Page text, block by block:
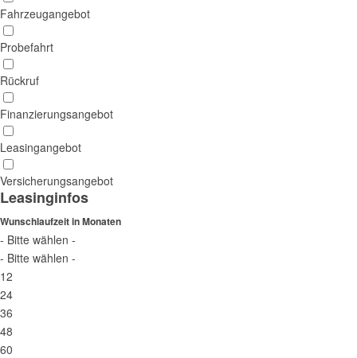
Fahrzeugangebot
Probefahrt
Rückruf
Finanzierungsangebot
Leasingangebot
Versicherungsangebot
Leasinginfos
Wunschlaufzeit in Monaten
- Bitte wählen -
- Bitte wählen -
12
24
36
48
60